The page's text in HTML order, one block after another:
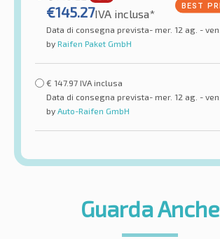
€145.27IVA inclusa*
Data di consegna prevista- mer. 12 ag. -
by Raifen Paket GmbH
€ 147.97 IVA inclusa
Data di consegna prevista- mer. 12 ag. -
by Auto-Raifen GmbH
Guarda Anche